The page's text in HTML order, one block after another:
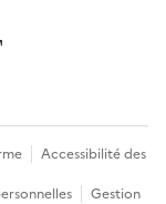
Accessibilité des
Gestion